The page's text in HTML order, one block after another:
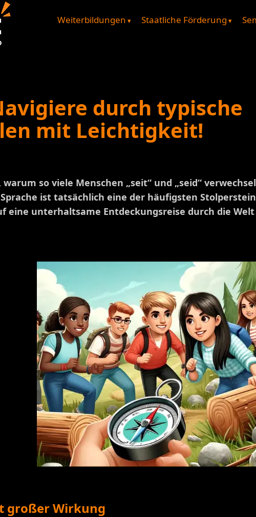
Weiterbildungen Staatliche Förderung
durch typische
mit Leichtigkeit!
so viele Menschen „seit“ und „seid“
ist tatsächlich eine der häufigsten
eine unterhaltsame Entdeckungsreise durch die
großer Wirkung